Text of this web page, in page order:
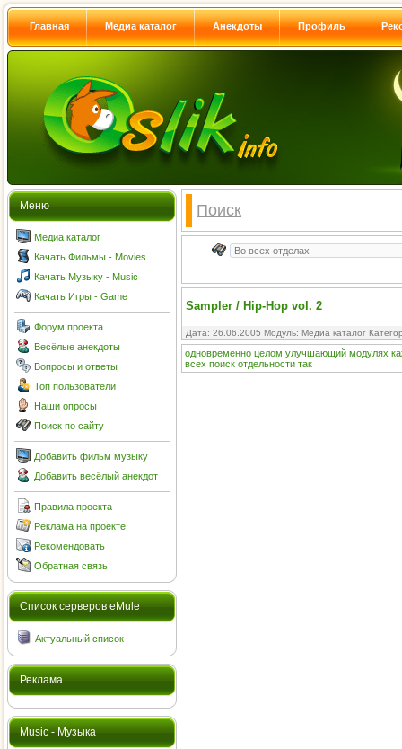
Главная Медиа каталог Анекдоты Профиль
Меню
Медиа каталог
Качать Фильмы - Movies
Качать Музыку - Music
Качать Игры - Game
Форум проекта
Весёлые анекдоты
Вопросы и ответы
Топ пользователи
Наши опросы
Поиск по сайту
Добавить фильм музыку
Добавить весёлый анекдот
Правила проекта
Реклама на проекте
Рекомендовать
Обратная связь
Cписок серверов eMule
Актуальный список
Реклама
Music - Музыка
Поиск
Sampler / Hip-Hop vol. 2
Дата: 26.06.2005 Модуль: Медиа каталог
одновременно целом улучшающий модулях
всех поиск отдельности так